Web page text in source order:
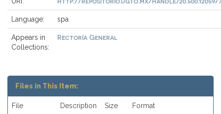
Language: spa
Appears in
Collections:
Rectoría General
Files in This Item:
File Description Size Format